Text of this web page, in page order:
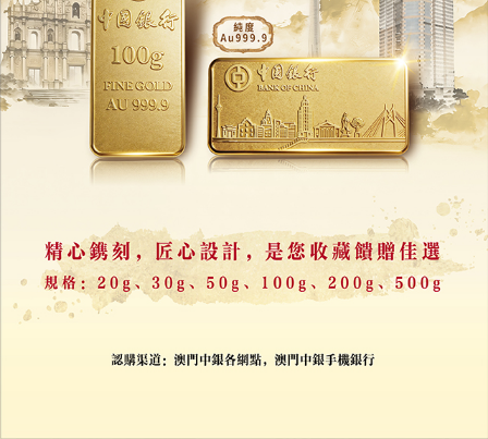
「休遊」計劃初見成效
持續優化盤活社區經濟